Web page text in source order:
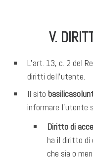
V.
L’art. 13, c. 2 del
diritti dell’utente.
Il sito
informare l’utente
Diritto di
ha il diritto di
che sia o